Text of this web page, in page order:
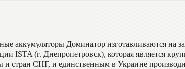
аккумуляторы Доминатор изготавливаются на
ISTA (г. Днепропетровск), которая является
и стран СНГ, и единственным в Украине